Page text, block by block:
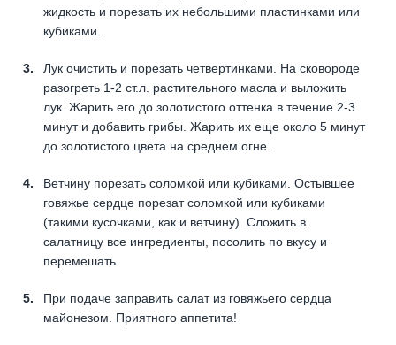
жидкость и порезать их небольшими пластинками или
кубиками.
Лук очистить и порезать четвертинками. На сковороде
разогреть 1-2 ст.л. растительного масла и выложить
лук. Жарить его до золотистого оттенка в течение 2-3
минут и добавить грибы. Жарить их еще около 5 минут
до золотистого цвета на среднем огне.
Ветчину порезать соломкой или кубиками. Остывшее
говяжье сердце порезат соломкой или кубиками
(такими кусочками, как и ветчину). Сложить в
салатницу все ингредиенты, посолить по вкусу и
перемешать.
При подаче заправить салат из говяжьего сердца
майонезом. Приятного аппетита!